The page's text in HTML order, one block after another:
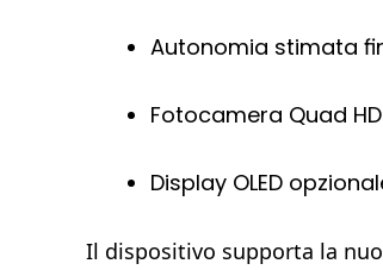
Autonomia stimata
Fotocamera Quad
Display OLED
Il dispositivo supporta la